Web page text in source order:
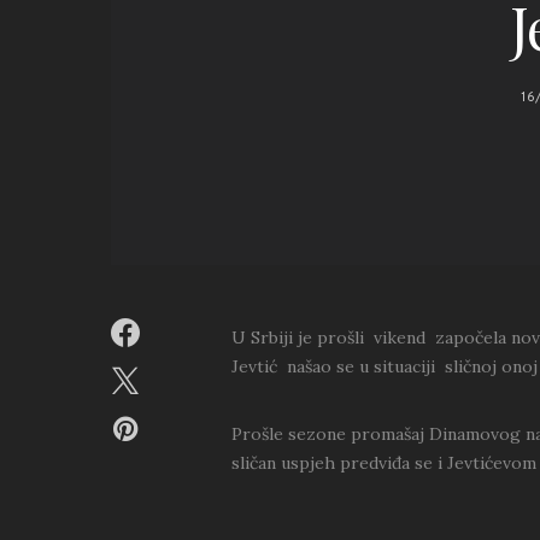
U Srbiji je prošli vikend započela
Jevtić našao se u situaciji sličnoj onoj
Prošle sezone promašaj Dinamovog
sličan uspjeh predviđa se i